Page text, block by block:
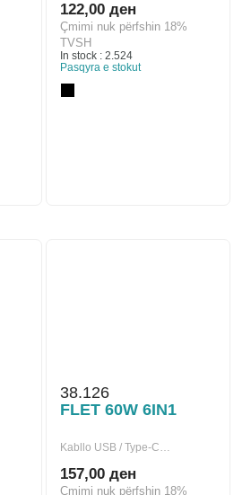
122,00 ден
Çmimi nuk përfshin 18%
TVSH
In stock : 2.524
Pasqyra e stokut
38.126
FLET 60W 6IN1
Kabllo USB / Type-C…
157,00 ден
Çmimi nuk përfshin 18%